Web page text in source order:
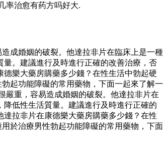
率治愈有药方吗好大.
成婚姻的破裂。他達拉非片在臨床上是一種
。建議進行及時進行正確的改善治療，否
樂大藥房購藥多少錢？在性生活中勃起硬
起功能障礙的常用藥物，下面一起來了解一
嚴重，容易造成婚姻的破裂。他達拉非片在
低性生活質量。建議進行及時進行正確的
拉非片在康德樂大藥房購藥多少錢？在性
於治療男性勃起功能障礙的常用藥物，下面